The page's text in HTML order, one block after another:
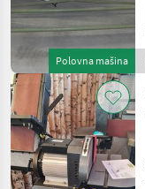
Polovna mašina